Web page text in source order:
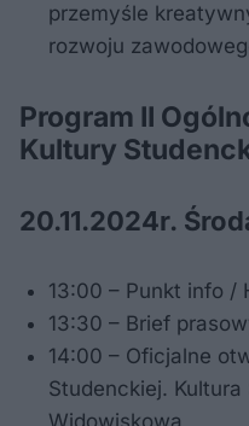
przemyśle
rozwoju
Program II
Kultury
20.11.2024r.
13:00 – Punkt info /
13:30 – Brief
14:00 – Oficjalne
Studenckiej.